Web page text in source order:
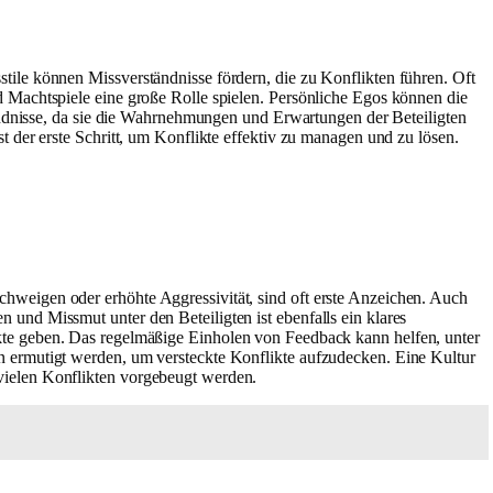
können Missverständnisse fördern, die zu Konflikten führen. Oft
eine große Rolle spielen. Persönliche Egos können die
da sie die Wahrnehmungen und Erwartungen der Beteiligten
der erste Schritt, um Konflikte effektiv zu managen und zu lösen.
oder erhöhte Aggressivität, sind oft erste Anzeichen. Auch
und Missmut unter den Beteiligten ist ebenfalls ein klares
Das regelmäßige Einholen von Feedback kann helfen, unter
ermutigt werden, um versteckte Konflikte aufzudecken. Eine Kultur
Konflikten vorgebeugt werden.